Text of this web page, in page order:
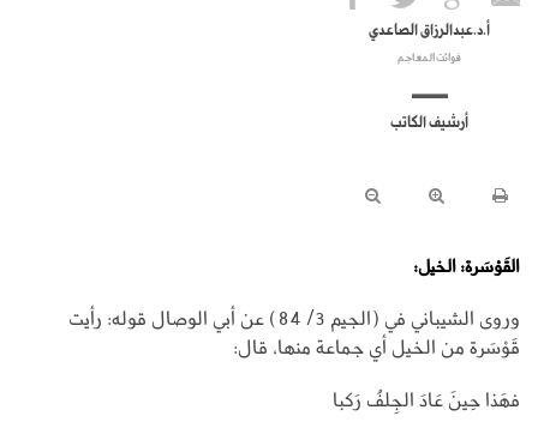
أ.د.عبدالرزاق الصاعدي
فوائت المعاجم
أرشيف الكاتب
القَوْسَرة: الخيل:
وروى الشيباني في (الجيم 3/ 84) عن أبي الوصال قوله: رأيت
‌قَوْسَرة من الخيل أي جماعة منها، قال:
فهَذا حِينَ عَادَ الجِلفُ رَكبا